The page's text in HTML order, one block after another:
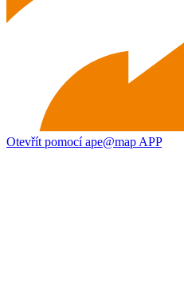
Otevřít pomocí ape@map APP